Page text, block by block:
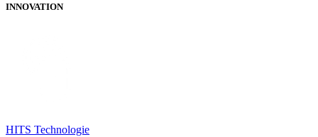
INNOVATION
HITS Technologie